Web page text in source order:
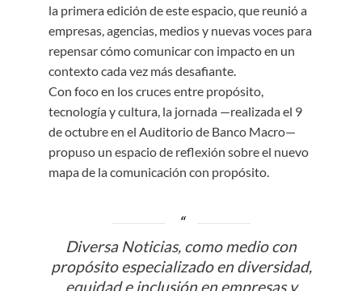
la primera edición de este espacio, que reunió a
empresas, agencias, medios y nuevas voces para
repensar cómo comunicar con impacto en un
contexto cada vez más desafiante.
Con foco en los cruces entre propósito,
tecnología y cultura, la jornada —realizada el 9
de octubre en el Auditorio de Banco Macro—
propuso un espacio de reflexión sobre el nuevo
mapa de la comunicación con propósito.
Diversa Noticias, como medio con
propósito especializado en diversidad,
equidad e inclusión en empresas y